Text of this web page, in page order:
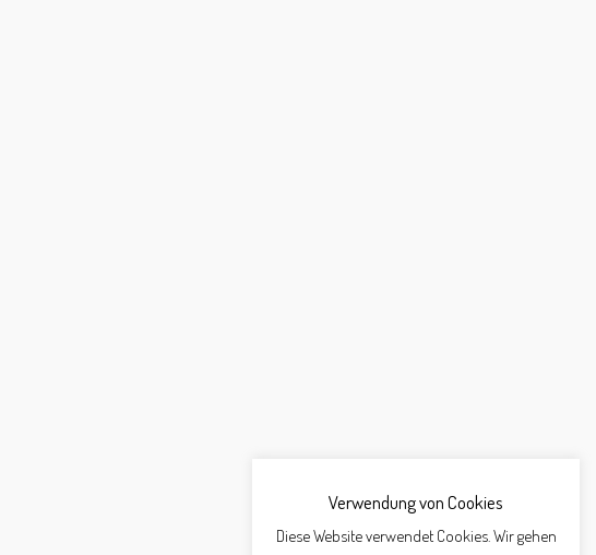
Verwendung von Cookies
Diese Website verwendet Cookies. Wir gehen